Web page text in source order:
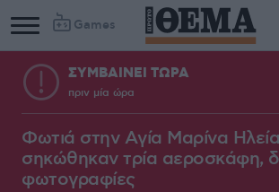
Games
ΣΥΜΒΑΙΝΕΙ ΤΩΡΑ
πριν μία ώρα
Φωτιά στην Aγία Μαρίνα
σηκώθηκαν τρία αεροσκάφη,
φωτογραφίες